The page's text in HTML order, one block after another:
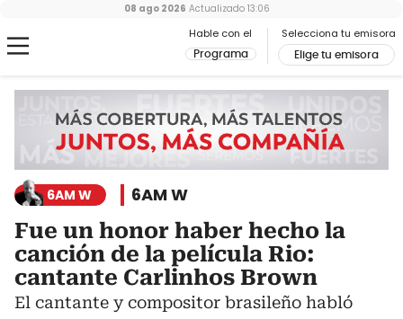
Hable con el
Programa
Selecciona tu emisora
Elige tu emisora
08 ago 2026 Actualizado 13:06
6AM W 6AM W
Fue un honor haber hecho la
canción de la película Rio:
cantante Carlinhos Brown
El cantante y compositor brasileño habló